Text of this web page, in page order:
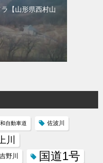
【山形県西村山
自動車道 佐波川
川
吉野川 国道1号